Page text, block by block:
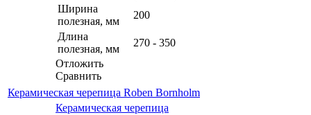
Ширина
полезная, мм
200
Длина
полезная, мм
270 - 350
Отложить
Сравнить
Керамическая черепица Roben Bornholm
Керамическая черепица